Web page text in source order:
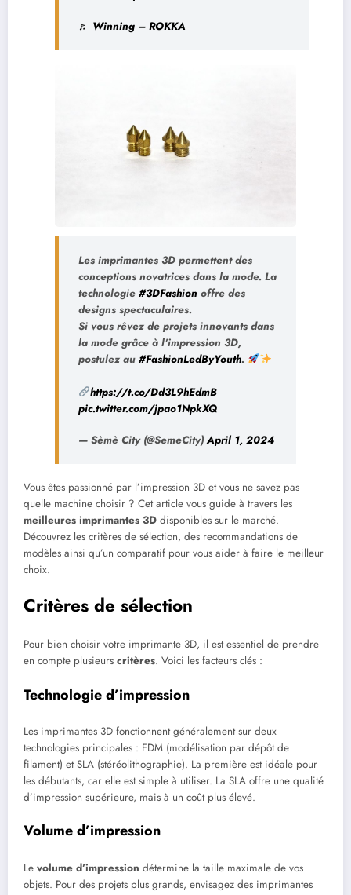
♬ Winning – ROKKA
Les imprimantes 3D permettent des
conceptions novatrices dans la mode. La
technologie #3DFashion offre des
designs spectaculaires.
Si vous rêvez de projets innovants dans
la mode grâce à l'impression 3D,
postulez au #FashionLedByYouth.
https://t.co/Dd3L9hEdmB
pic.twitter.com/jpao1NpkXQ
— Sèmè City (@SemeCity)April 1, 2024
Vous êtes passionné par l’impression 3D et vous ne savez pas
quelle machine choisir ? Cet article vous guide à travers les
meilleures imprimantes 3D disponibles sur le marché.
Découvrez les critères de sélection, des recommandations de
modèles ainsi qu’un comparatif pour vous aider à faire le meilleur
choix.
Critères de sélection
Pour bien choisir votre imprimante 3D, il est essentiel de prendre
en compte plusieurs critères. Voici les facteurs clés :
Technologie d’impression
Les imprimantes 3D fonctionnent généralement sur deux
technologies principales : FDM (modélisation par dépôt de
filament) et SLA (stéréolithographie). La première est idéale pour
les débutants, car elle est simple à utiliser. La SLA offre une qualité
d’impression supérieure, mais à un coût plus élevé.
Volume d’impression
Le volume d’impression détermine la taille maximale de vos
objets. Pour des projets plus grands, envisagez des imprimantes